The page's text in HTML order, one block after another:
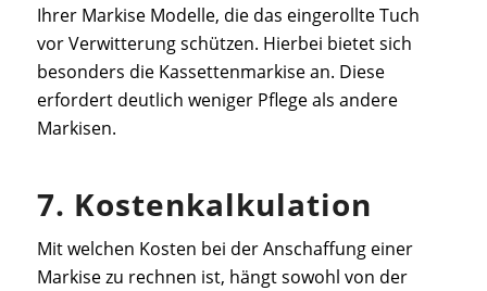
Ihrer Markise Modelle, die das eingerollte Tuch
vor Verwitterung schützen. Hierbei bietet sich
besonders die Kassettenmarkise an. Diese
erfordert deutlich weniger Pflege als andere
Markisen.
7. Kostenkalkulation
Mit welchen Kosten bei der Anschaffung einer
Markise zu rechnen ist, hängt sowohl von der